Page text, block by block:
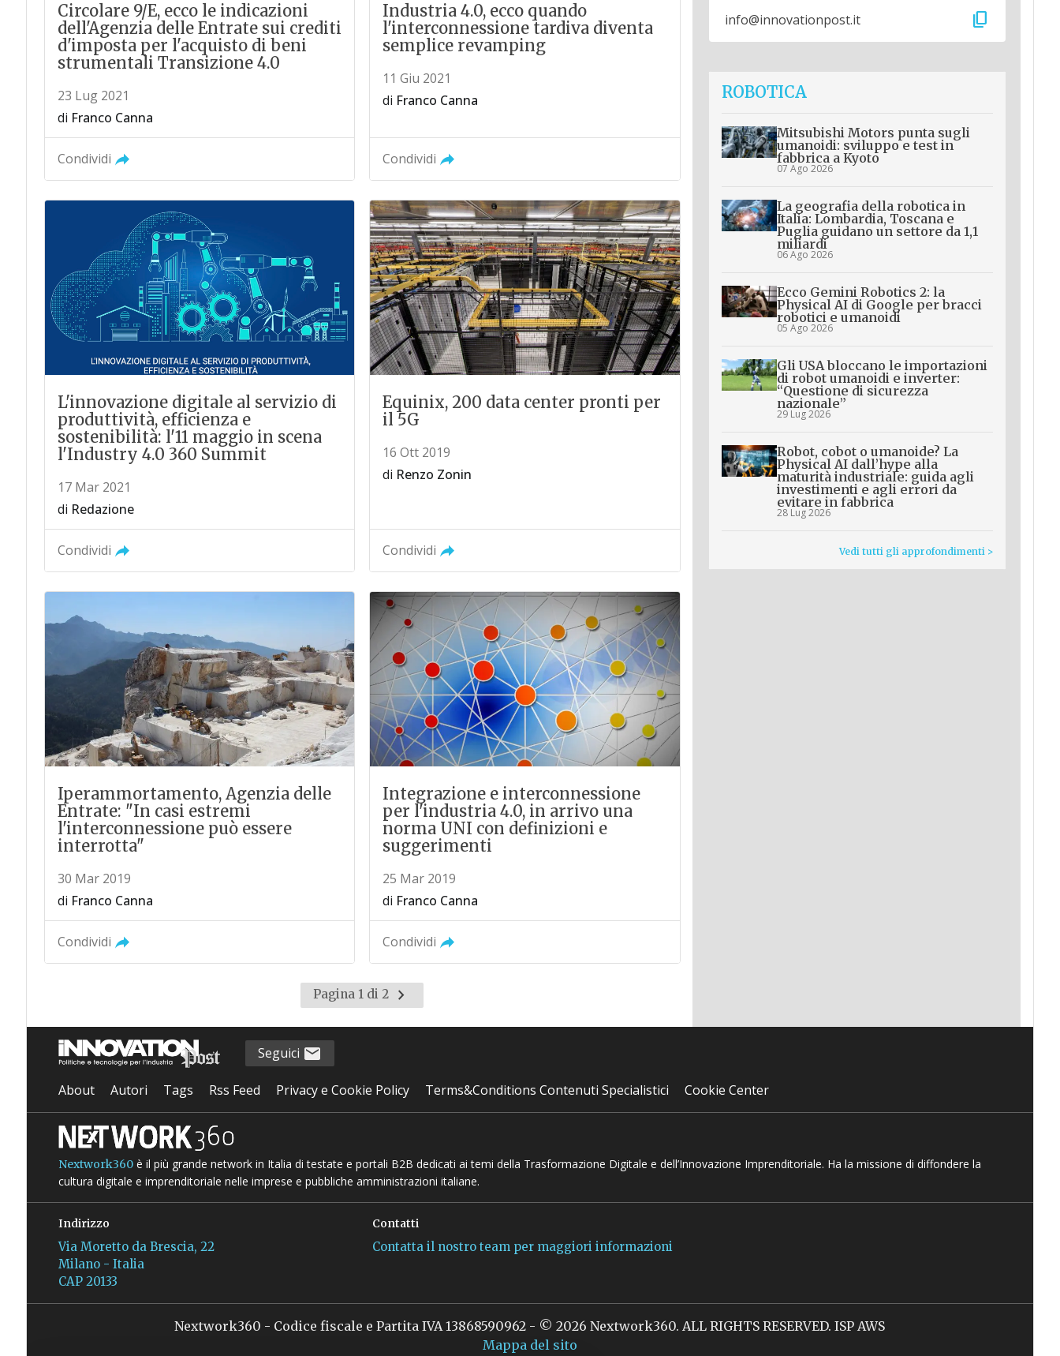
Circolare 9/E, ecco le indicazioni
dell'Agenzia delle Entrate sui crediti
d'imposta per l'acquisto di beni
strumentali Transizione 4.0
23 Lug 2021
di Franco Canna
Condividi
Industria 4.0, ecco quando
l'interconnessione tardiva diventa
semplice revamping
11 Giu 2021
di Franco Canna
Condividi
L'innovazione digitale al servizio di
produttività, efficienza e
sostenibilità: l'11 maggio in scena
l'Industry 4.0 360 Summit
17 Mar 2021
di Redazione
Condividi
Equinix, 200 data center pronti per
il 5G
16 Ott 2019
di Renzo Zonin
Condividi
Iperammortamento, Agenzia delle
Entrate: "In casi estremi
l'interconnessione può essere
interrotta"
30 Mar 2019
di Franco Canna
Condividi
Integrazione e interconnessione
per l'industria 4.0, in arrivo una
norma UNI con definizioni e
suggerimenti
25 Mar 2019
di Franco Canna
Condividi
Pagina 1 di 2
Pagina
successiva
info@innovationpost.it content_copy
ROBOTICA
Mitsubishi Motors punta sugli
umanoidi: sviluppo e test in
fabbrica a Kyoto
07 Ago 2026
La geografia della robotica in
Italia: Lombardia, Toscana e
Puglia guidano un settore da 1,1
miliardi
06 Ago 2026
Ecco Gemini Robotics 2: la
Physical AI di Google per bracci
robotici e umanoidi
05 Ago 2026
Gli USA bloccano le importazioni
di robot umanoidi e inverter:
“Questione di sicurezza
nazionale”
29 Lug 2026
Robot, cobot o umanoide? La
Physical AI dall’hype alla
maturità industriale: guida agli
investimenti e agli errori da
evitare in fabbrica
28 Lug 2026
Vedi tutti gli approfondimenti >
Seguici
About Autori Tags Rss Feed Privacy e Cookie Policy Terms&Conditions Contenuti Specialistici Cookie Center
Nextwork360è il più grande network in Italia di testate e portali B2B dedicati ai temi della Trasformazione Digitale e dell’Innovazione Imprenditoriale. Ha la missione di diffondere la
cultura digitale e imprenditoriale nelle imprese e pubbliche amministrazioni italiane.
Indirizzo
Via Moretto da Brescia, 22
Milano - Italia
CAP 20133
Contatti
Contatta il nostro team per maggiori informazioni
Nextwork360 - Codice fiscale e Partita IVA 13868590962 - © 2026 Nextwork360. ALL RIGHTS RESERVED. ISP AWS
Mappa del sito